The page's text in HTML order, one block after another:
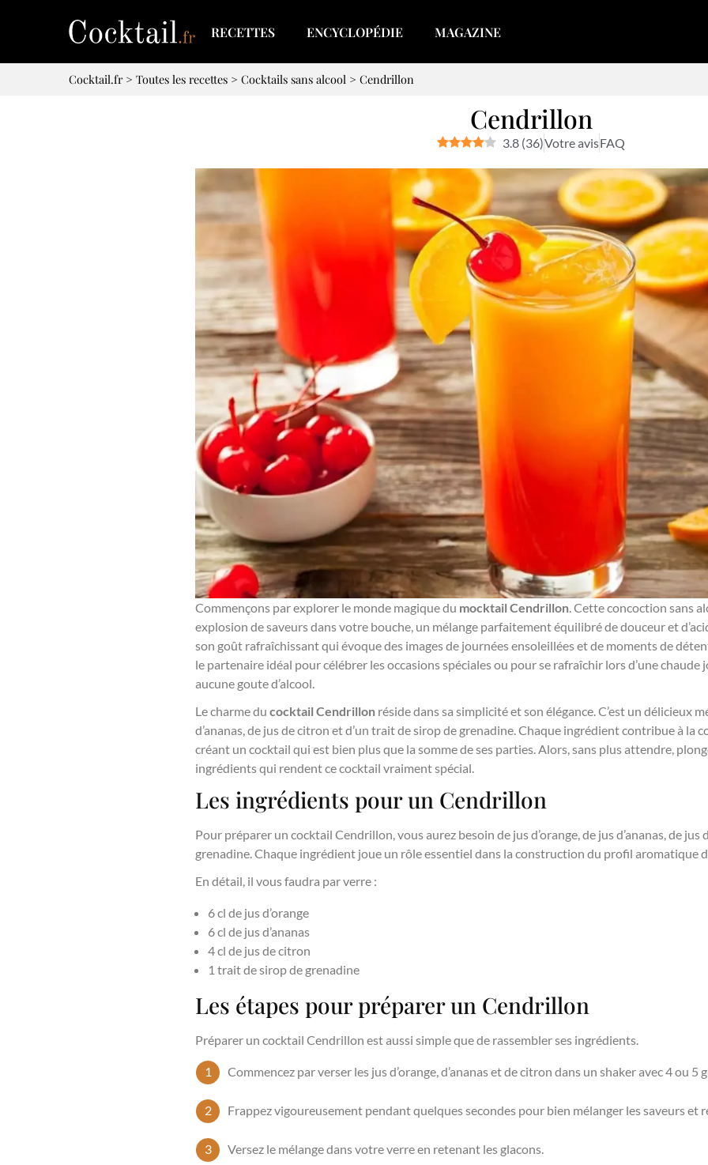
RECETTES ENCYCLOPÉDIE MAGAZINE
Cocktail.fr> Toutes les recettes > Cocktails sans alcool > Cendrillon
Cendrillon
3.8 (36)Votre avisFAQ
Commençons par explorer le monde magique du mocktail Cendrillon . Cette concoction sans
explosion de saveurs dans votre bouche, un mélange parfaitement équilibré de douceur et
son goût rafraîchissant qui évoque des images de journées ensoleillées et de moments de
le partenaire idéal pour célébrer les occasions spéciales ou pour se rafraîchir lors d’une chaude
aucune goute d’alcool.
Le charme du cocktail Cendrillon réside dans sa simplicité et son élégance. C’est un délicieux
d’ananas, de jus de citron et d’un trait de sirop de grenadine. Chaque ingrédient contribue à la
créant un cocktail qui est bien plus que la somme de ses parties. Alors, sans plus attendre,
ingrédients qui rendent ce cocktail vraiment spécial.
Les ingrédients pour un Cendrillon
Pour préparer un cocktail Cendrillon, vous aurez besoin de jus d’orange, de jus d’ananas, de
grenadine. Chaque ingrédient joue un rôle essentiel dans la construction du profil aromatique
En détail, il vous faudra par verre :
6 cl de jus d’orange
6 cl de jus d’ananas
4 cl de jus de citron
1 trait de sirop de grenadine
Les étapes pour préparer un Cendrillon
Préparer un cocktail Cendrillon est aussi simple que de rassembler ses ingrédients.
Commencez par verser les jus d’orange, d’ananas et de citron dans un shaker avec 4 ou 5
Frappez vigoureusement pendant quelques secondes pour bien mélanger les saveurs et
Versez le mélange dans votre verre en retenant les glacons.